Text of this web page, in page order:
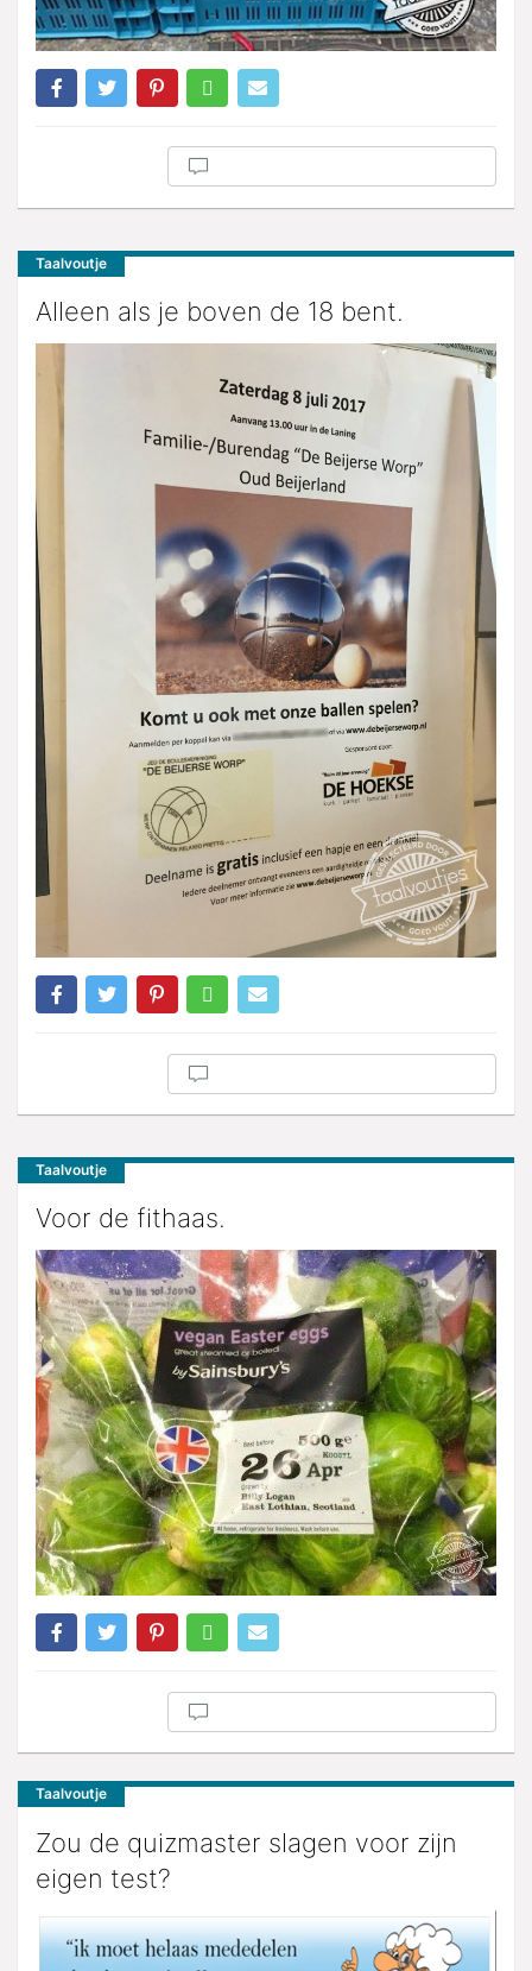
Taalvoutje
Alleen als je boven de 18 bent.
Taalvoutje
Voor de fithaas.
Taalvoutje
Zou de quizmaster slagen voor zijn
eigen test?